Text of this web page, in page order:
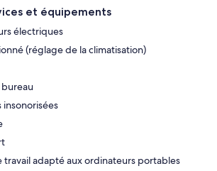
et équipements
électriques
(réglage de la climatisation)
insonorisées
travail adapté aux ordinateurs portables